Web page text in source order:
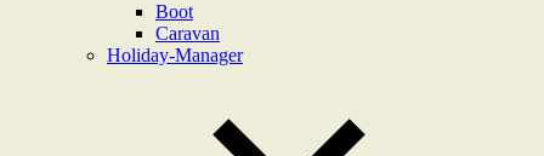
Boot
Caravan
Holiday-Manager